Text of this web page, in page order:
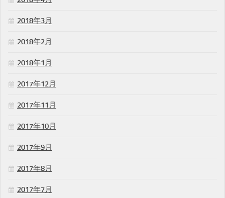
2018年3月
2018年2月
2018年1月
2017年12月
2017年11月
2017年10月
2017年9月
2017年8月
2017年7月